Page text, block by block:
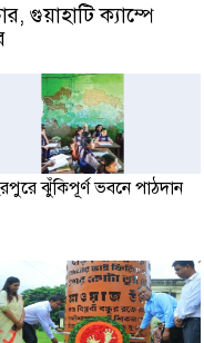
গুয়াহাটি ক্যাম্পে
ঝুঁকিপূর্ণ ভবনে পাঠদান